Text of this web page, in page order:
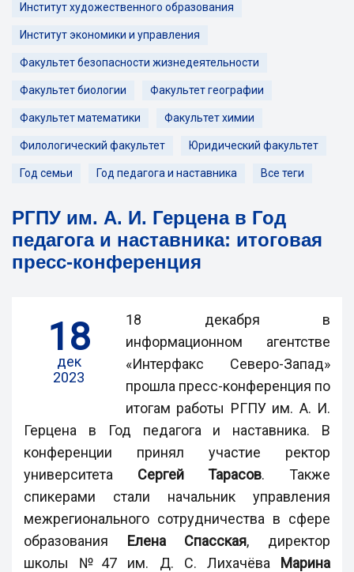
Институт художественного образования
Институт экономики и управления
Факультет безопасности жизнедеятельности
Факультет биологии Факультет географии
Факультет математики Факультет химии
Филологический факультет Юридический факультет
Год семьи Год педагога и наставника Все теги
РГПУ им. А. И. Герцена в Год
педагога и наставника: итоговая
пресс-конференция
18
дек
2023
18 декабря в
информационном агентстве
«Интерфакс Северо-Запад»
прошла пресс-конференция по
итогам работы РГПУ им. А. И.
Герцена в Год педагога и наставника. В
конференции принял участие ректор
университета Сергей Тарасов. Также
спикерами стали начальник управления
межрегионального сотрудничества в сфере
образования Елена Спасская, директор
школы №47 им. Д. С. Лихачёва
Марина